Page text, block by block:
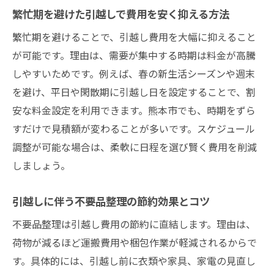
繁忙期を避けた引越しで費用を安く抑える方法
繁忙期を避けることで、引越し費用を大幅に抑えること
が可能です。理由は、需要が集中する時期は料金が高騰
しやすいためです。例えば、春の新生活シーズンや週末
を避け、平日や閑散期に引越し日を設定することで、割
安な料金設定を利用できます。熊本市でも、時期をずら
すだけで見積額が変わることが多いです。スケジュール
調整が可能な場合は、柔軟に日程を選び賢く費用を削減
しましょう。
引越しに伴う不要品整理の節約効果とコツ
不要品整理は引越し費用の節約に直結します。理由は、
荷物が減るほど運搬費用や梱包作業が軽減されるからで
す。具体的には、引越し前に衣類や家具、家電の見直し